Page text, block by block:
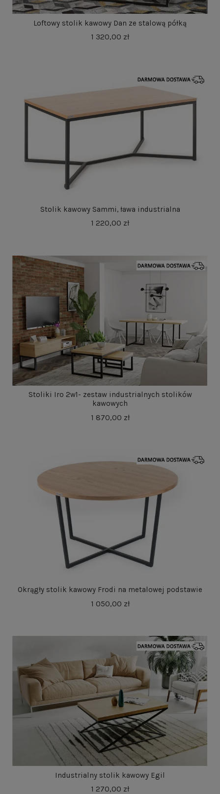
Loftowy stolik kawowy Dan ze stalową półką
1 320,00 zł
Stolik kawowy Sammi, ława industrialna
1 220,00 zł
Stoliki Iro 2w1- zestaw industrialnych stolików
kawowych
1 870,00 zł
Okrągły stolik kawowy Frodi na metalowej podstawie
1 050,00 zł
Industrialny stolik kawowy Egil
1 270,00 zł